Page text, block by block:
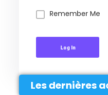
Remember Me
Log In
Les dernières